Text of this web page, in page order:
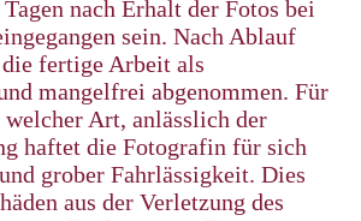
nach Erhalt der Fotos bei
sein. Nach Ablauf
fertige Arbeit als
mangelfrei abgenommen. Für
welcher Art, anlässlich der
haftet die Fotografin für sich
grober Fahrlässigkeit. Dies
aus der Verletzung des